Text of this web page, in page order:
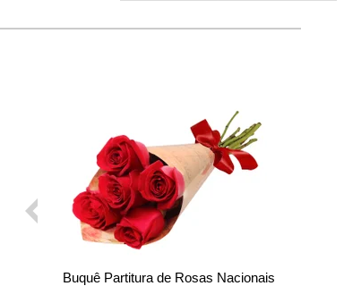
Buquê de Girassol e Rosas Vermelhas